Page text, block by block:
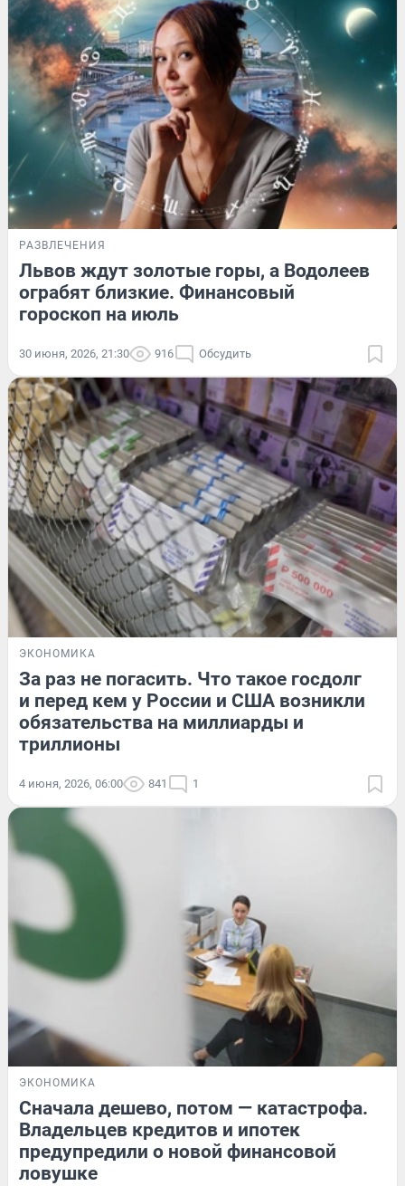
РАЗВЛЕЧЕНИЯ
Львов ждут золотые горы, а Водолеев
ограбят близкие. Финансовый
гороскоп на июль
30 июня, 2026, 21:30 916 Обсудить
ЭКОНОМИКА
За раз не погасить. Что такое госдолг
и перед кем у России и США возникли
обязательства на миллиарды и
триллионы
4 июня, 2026, 06:00 841 1
ЭКОНОМИКА
Сначала дешево, потом — катастрофа.
Владельцев кредитов и ипотек
предупредили о новой финансовой
ловушке